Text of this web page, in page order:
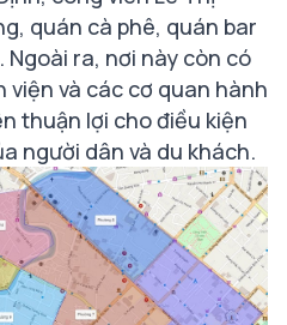
quán cà phê, quán bar
ra, nơi này còn có
và các cơ quan hành
thuận lợi cho điều kiện
người dân và du khách.